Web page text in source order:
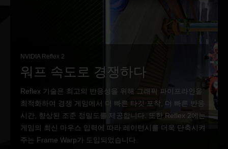
NVIDIA Reflex 2
워프 속도로 경쟁하다
Reflex 기술은 최고의 반응성을 위해 그래픽 파이프라인을
최적화하여 경쟁 게임에서 더 빠른 타깃 포착, 더 빠른 반응
시간, 향상된 조준 정밀도를 제공합니다. 또한 Reflex 2에는
게임의 최신 마우스 입력에 따라 레이턴시를 더욱 단축시켜
주는 Frame Warp가 도입되었습니다.